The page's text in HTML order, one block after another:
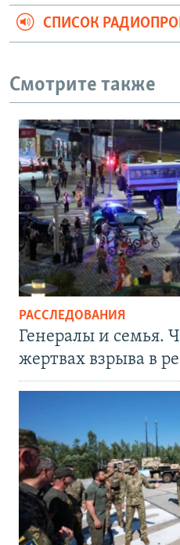
СПИСОК
Смотрите также
РАССЛЕДОВАНИЯ
Генералы и семья.
жертвах взрыва в